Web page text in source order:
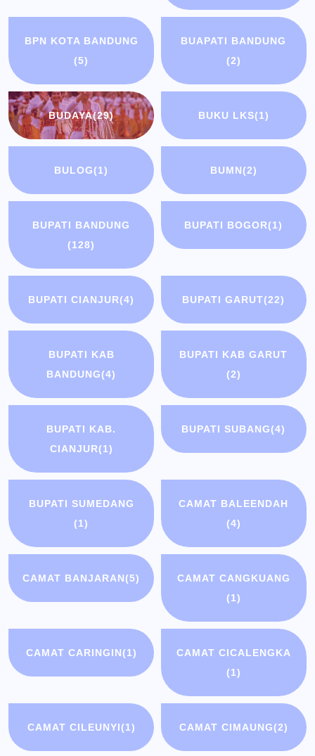
BPN KOTA BANDUNG
(5)
BUAPATI BANDUNG
(2)
BUDAYA(29) BUKU LKS(1)
BULOG(1) BUMN(2)
BUPATI BANDUNG
(128)
BUPATI BOGOR(1)
BUPATI CIANJUR(4) BUPATI GARUT(22)
BUPATI KAB
BANDUNG(4)
BUPATI KAB GARUT
(2)
BUPATI KAB.
CIANJUR(1)
BUPATI SUBANG(4)
BUPATI SUMEDANG
(1)
CAMAT BALEENDAH
(4)
CAMAT BANJARAN(5)
CAMAT CANGKUANG
(1)
CAMAT CARINGIN(1)
CAMAT CICALENGKA
(1)
CAMAT CILEUNYI(1) CAMAT CIMAUNG(2)